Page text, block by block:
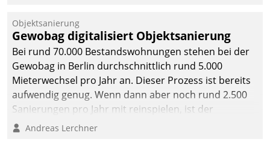
Unternehmen.
Objektsanierung
Gewobag digitalisiert Objektsanierung
Bei rund 70.000 Bestandswohnungen stehen bei der
Gewobag in Berlin durchschnittlich rund 5.000
Mieterwechsel pro Jahr an. Dieser Prozess ist bereits
aufwendig genug. Wenn dann aber noch rund 2.500
Sanierungen pro Jahr mit reinspielen, ist der
Betreuungs- und Organisationsaufwand immens. Im
Andreas Lerchner